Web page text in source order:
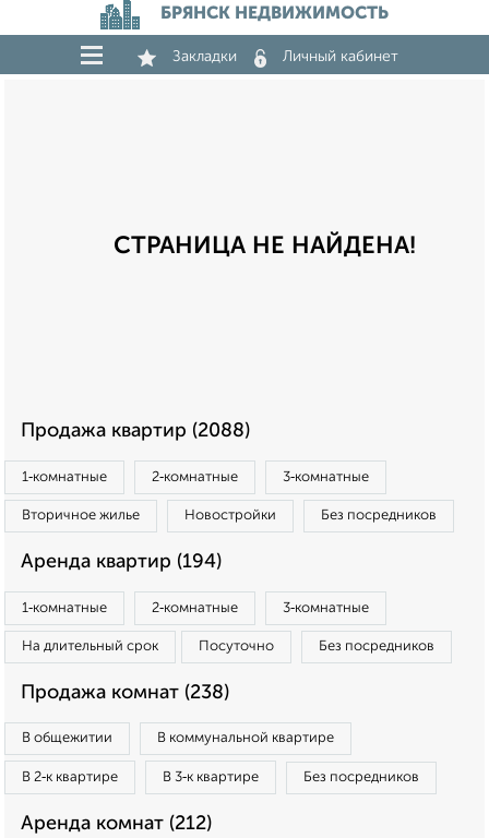
БРЯНСК НЕДВИЖИМОСТЬ
Закладки Личный кабинет
СТРАНИЦА НЕ НАЙДЕНА!
Продажа квартир (2088)
1‑комнатные 2‑комнатные 3‑комнатные
Вторичное жилье Новостройки Без посредников
Аренда квартир (194)
1‑комнатные 2‑комнатные 3‑комнатные
На длительный срок Посуточно Без посредников
Продажа комнат (238)
В общежитии В коммунальной квартире
В 2‑к квартире В 3‑к квартире Без посредников
Аренда комнат (212)